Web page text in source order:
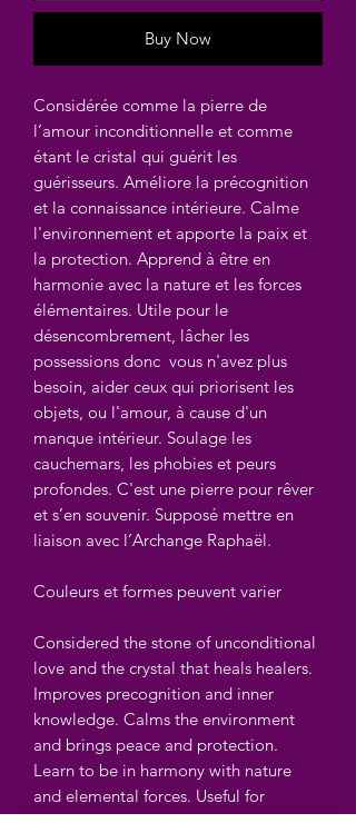
Buy Now
Considérée comme la pierre de
l’amour inconditionnelle et comme
étant le cristal qui guérit les
guérisseurs. Améliore la précognition
et la connaissance intérieure. Calme
l'environnement et apporte la paix et
la protection. Apprend à être en
harmonie avec la nature et les forces
élémentaires. Utile pour le
désencombrement, lâcher les
possessions donc vous n'avez plus
besoin, aider ceux qui priorisent les
objets, ou l'amour, à cause d'un
manque intérieur. Soulage les
cauchemars, les phobies et peurs
profondes. C'est une pierre pour rêver
et s’en souvenir. Supposé mettre en
liaison avec l’Archange Raphaël.
Couleurs et formes peuvent varier
Considered the stone of unconditional
love and the crystal that heals healers.
Improves precognition and inner
knowledge. Calms the environment
and brings peace and protection.
Learn to be in harmony with nature
and elemental forces. Useful for